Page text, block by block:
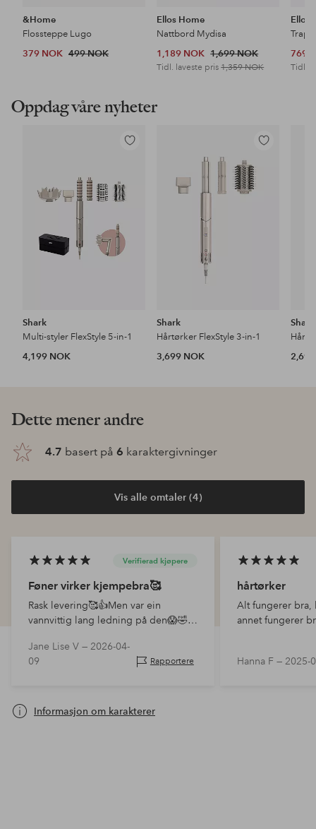
&Home
Flossteppe Lugo
379 NOK 499 NOK
Ellos Home
Nattbord Mydisa
1,189 NOK 1,699 NOK
Tidl. laveste pris1,359 NOK
Ellos
769
Tidl.
Oppdag våre nyheter
Legg
Shark
Multi-styler FlexStyle 5-in-1
4,199 NOK
Legg
favoritter
Shark
Hårtørker FlexStyle 3-in-1
3,699 NOK
Shark
Dette mener andre
4.7 basert på 6 karaktergivninger
Vis alle omtaler (4)
Verifierad kjøpere
Føner virker kjempebra🥰
Rask levering🥰👍Men var ein
vannvittig lang ledning på den😱🤣
Jane Lise V — 2026-04-
09
Rapportere
hårtørker
Alt fungerer
annet fungerer
Hanna F — 2025-
Informasjon om karakterer